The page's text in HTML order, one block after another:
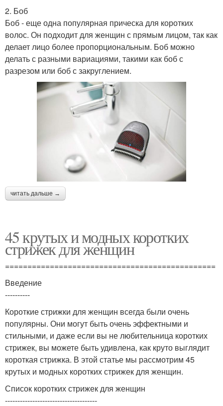
2. Боб
Боб - еще одна популярная прическа для коротких
волос. Он подходит для женщин с прямым лицом, так как
делает лицо более пропорциональным. Боб можно
делать с разными вариациями, такими как боб с
разрезом или боб с закруглением.
читать дальше →
45 крутых и модных коротких
стрижек для женщин
===============================================
Введение
----------
Короткие стрижки для женщин всегда были очень
популярны. Они могут быть очень эффектными и
стильными, и даже если вы не любительница коротких
стрижек, вы можете быть удивлена, как круто выглядит
короткая стрижка. В этой статье мы рассмотрим 45
крутых и модных коротких стрижек для женщин.
Список коротких стрижек для женщин
-------------------------------------